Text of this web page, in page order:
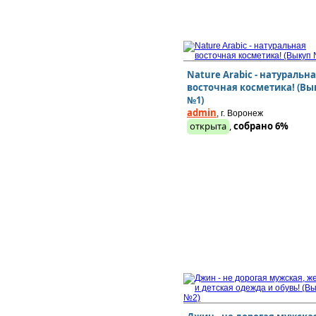
Nature Arabic -
восточная косметика!
№1)
admin, г. Воронеж
открыта ,собрано 6%